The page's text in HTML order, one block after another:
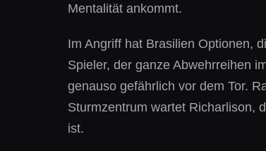
Mentalität ankommt.
Im Angriff hat Brasilien Optionen,
Spieler, der ganze Abwehrreihen
genauso gefährlich vor dem Tor.
Sturmzentrum wartet Richarlison,
ist.